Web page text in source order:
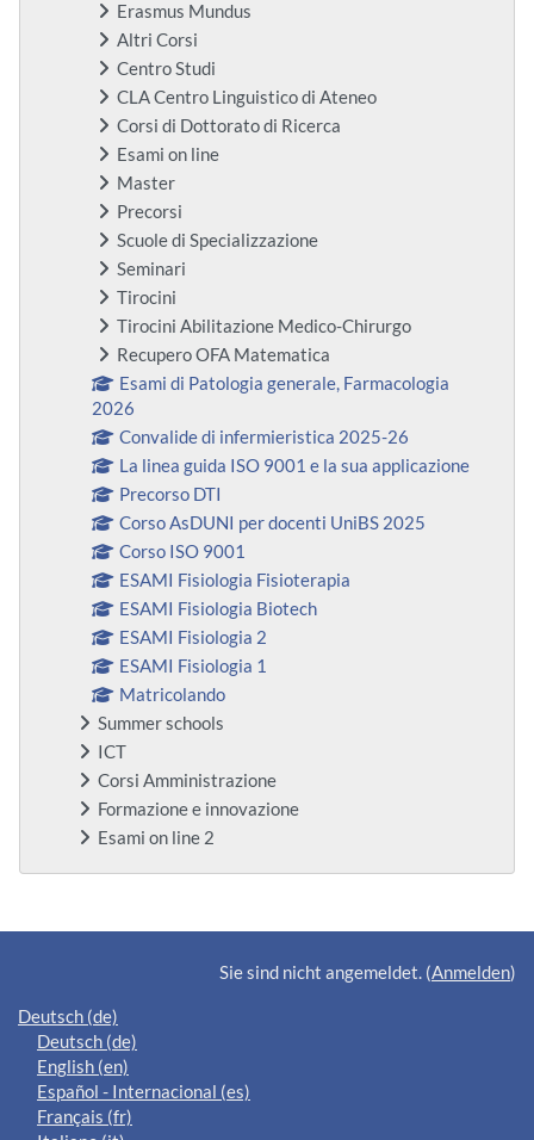
Erasmus Mundus
Altri Corsi
Centro Studi
CLA Centro Linguistico di Ateneo
Corsi di Dottorato di Ricerca
Esami on line
Master
Precorsi
Scuole di Specializzazione
Seminari
Tirocini
Tirocini Abilitazione Medico-Chirurgo
Recupero OFA Matematica
Esami di Patologia generale, Farmacologia
2026
Convalide di infermieristica 2025-26
La linea guida ISO 9001 e la sua applicazione
Precorso DTI
Corso AsDUNI per docenti UniBS 2025
Corso ISO 9001
ESAMI Fisiologia Fisioterapia
ESAMI Fisiologia Biotech
ESAMI Fisiologia 2
ESAMI Fisiologia 1
Matricolando
Summer schools
ICT
Corsi Amministrazione
Formazione e innovazione
Esami on line 2
Ergänzungsblöcke
Sie sind nicht angemeldet. (Anmelden)
Deutsch ‎(de)‎
Deutsch ‎(de)‎
English ‎(en)‎
Español - Internacional ‎(es)‎
Français ‎(fr)‎